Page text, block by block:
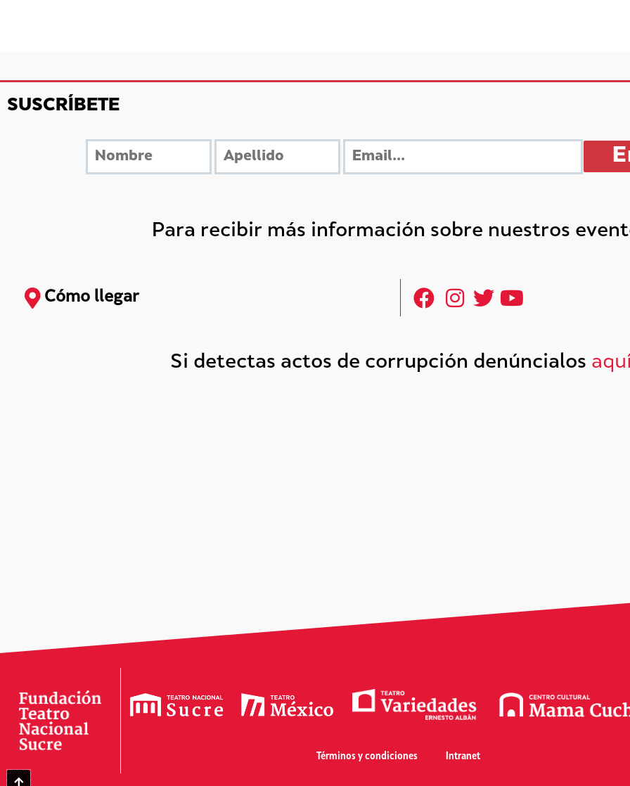
SUSCRÍBETE
Para recibir más información sobre nuestros
Cómo llegar
Si detectas actos de corrupción denúncialos aquí
Términos y condiciones Intranet